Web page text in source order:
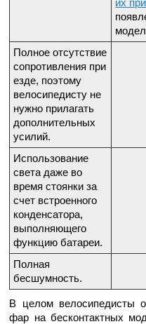
их
Полное отсутствие
сопротивления при
езде, поэтому
велосипедисту не
нужно прилагать
дополнительных
усилий.
Использование
света даже во
время стоянки за
счет встроенного
конденсатора,
выполняющего
функцию батареи.
Полная
бесшумность.
В целом велосипедисты
фар на бесконтактных